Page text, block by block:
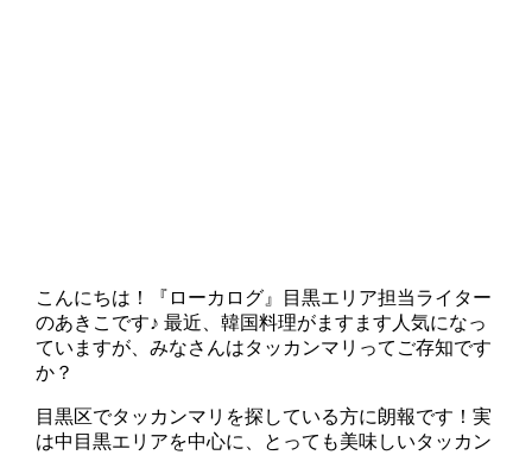
こんにちは！『ローカログ』目黒エリア担当ライター
のあきこです♪ 最近、韓国料理がますます人気になっ
ていますが、みなさんはタッカンマリってご存知です
か？
目黒区でタッカンマリを探している方に朗報です！実
は中目黒エリアを中心に、とっても美味しいタッカン